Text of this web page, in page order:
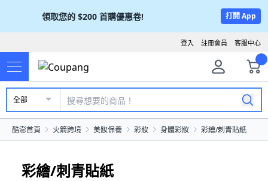
領取您的 $200 首購優惠卷! 打開 App
客服中心
註冊會員
登入
全部
酷澎首頁 火箭跨境 美妝保養 彩妝 身體彩妝 彩繪/刺青貼紙
彩繪/刺青貼紙